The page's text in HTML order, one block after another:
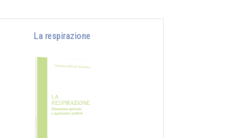
La respirazione